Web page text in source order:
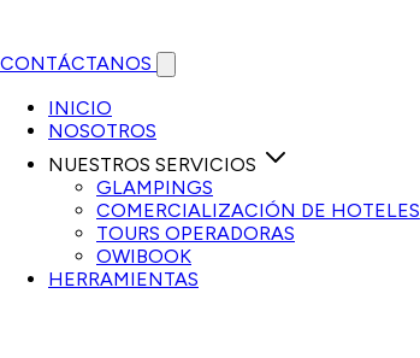
CONTÁCTANOS
INICIO
NOSOTROS
NUESTROS SERVICIOS
GLAMPINGS
COMERCIALIZACIÓN DE HOTELES
TOURS OPERADORAS
OWIBOOK
HERRAMIENTAS